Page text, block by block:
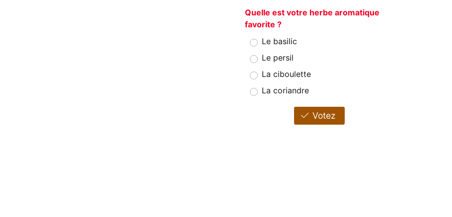
Quelle est votre herbe aromatique
favorite ?
Le basilic
Le persil
La ciboulette
La coriandre
Votez